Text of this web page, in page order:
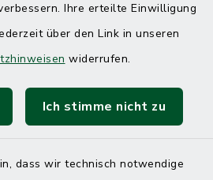
Ihre erteilte Einwilligung
über den Link in unseren
widerrufen.
Ich stimme nicht zu
dass wir technisch notwendige